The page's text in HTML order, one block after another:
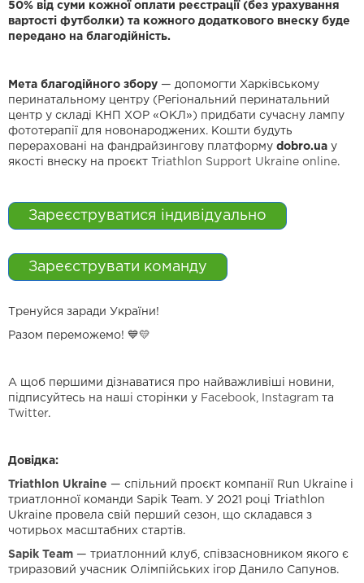
50% від суми кожної оплати реєстрації (без урахування
вартості футболки) та кожного додаткового внеску буде
передано на благодійність.
Мета благодійного збору — допомогти Харківському
перинатальному центру (Регіональний перинатальний
центр у складі КНП ХОР «ОКЛ») придбати сучасну лампу
фототерапії для новонароджених. Кошти будуть
перераховані на фандрайзингову платформу dobro.ua у
якості внеску на проєкт
Triathlon Support Ukraine online.
Зареєструватися індивідуально
Зареєструвати команду
Тренуйся заради України!
Разом переможемо! 💙💛
А щоб першими дізнаватися про найважливіші новини,
підписуйтесь на наші сторінки у Facebook, Instagram та
Twitter.
Довідка:
Triathlon Ukraine — спільний проєкт компанії Run Ukraine і
триатлонної команди Sapik Team. У 2021 році Triathlon
Ukraine провела свій перший сезон, що складався з
чотирьох масштабних стартів.
Sapik Team — триатлонний клуб, співзасновником якого є
триразовий учасник Олімпійських ігор Данило Сапунов.